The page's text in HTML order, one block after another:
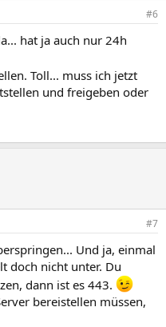
#6
hat ja auch nur 24h
Toll... muss ich jetzt
und freigeben oder
#7
Und ja, einmal
doch nicht unter. Du
dann ist es 443.
bereistellen müssen,